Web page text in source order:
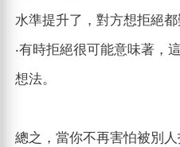
水準提升了，對方想拒絕都
‧有時拒絕很可能意味著，
想法。
總之，當你不再害怕被別